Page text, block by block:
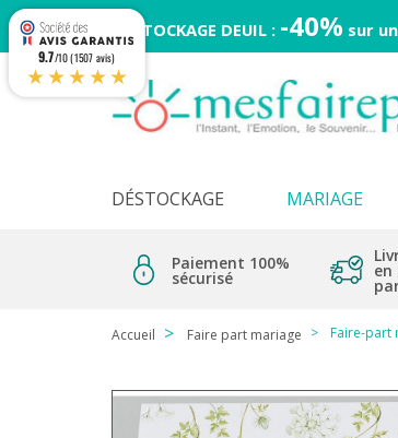
DESTOCKAGE DEUIL : -40% sur
DÉSTOCKAGE MARIAGE
Paiement 100%
sécurisé en
Accueil Faire part mariage Faire-part
9.7/10 (1507 avis)
★★★★★